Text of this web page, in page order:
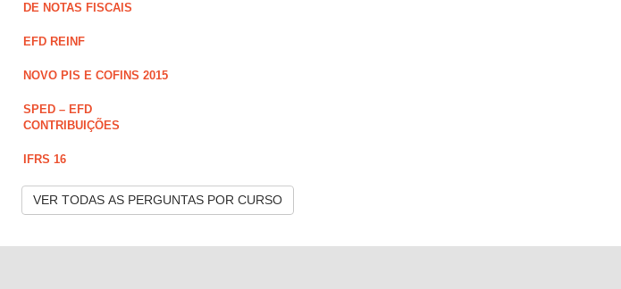
DE NOTAS FISCAIS
EFD REINF
NOVO PIS E COFINS 2015
SPED – EFD
CONTRIBUIÇÕES
IFRS 16
VER TODAS AS PERGUNTAS POR CURSO